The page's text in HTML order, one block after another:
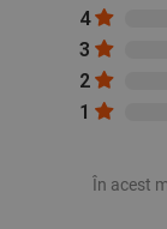
4
3
2
1
În acest